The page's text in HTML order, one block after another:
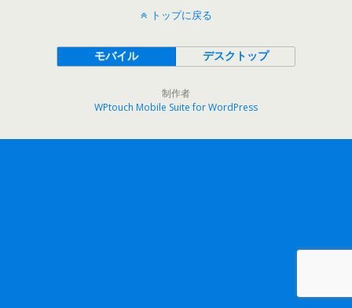
トップに戻る
モバイル デスクトップ
制作者
WPtouch Mobile Suite for WordPress